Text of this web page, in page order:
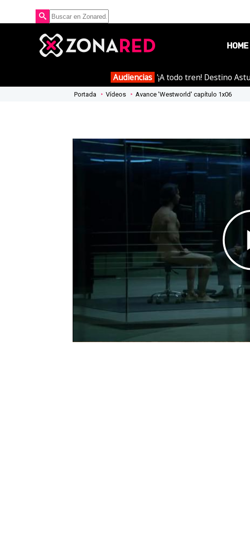
HOME
Audiencias '¡A todo tren! Destino
Portada Vídeos Avance 'Westworld' capítulo 1x06